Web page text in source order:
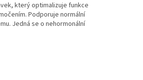
který optimalizuje funkce
Podporuje normální
Jedná se o nehormonální